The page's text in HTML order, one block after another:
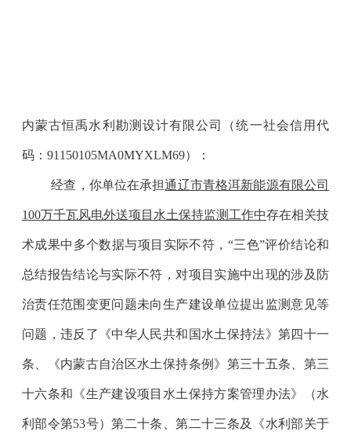
内蒙古恒禹水利勘测设计有限公司（统一社会信用代
码： 91150105MA0MYXLM69）：
经查，你单位在承担通辽市青格洱新能源有限公司
100万千瓦风电外送项目水土保持监测工作中存在相关技
术成果中多个数据与项目实际不符， “三色”评价结论和
总结报告结论与实际不符，对项目实施中出现的涉及防
治责任范围变更问题未向生产建设单位提出监测意见等
问题，违反了《中华人民共和国水土保持法》第四十一
条、《内蒙古自治区水土保持条例》第三十五条、第三
十六条和《生产建设项目水土保持方案管理办法》（水
利部令第53号）第二十条、第二十三条及《水利部关于